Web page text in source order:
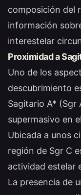
composición del
información
interestelar
Proximidad a
Uno de los
descubrimiento
Sagitario A* (Sgr
supermasivo en
Ubicada a unos
región de Sgr C
actividad estelar
La presencia de